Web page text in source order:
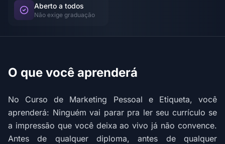
Aberto a todos
Não exige graduação
O que você aprenderá
No Curso de Marketing Pessoal e Etiqueta, você
aprenderá: Ninguém vai parar pra ler seu currículo se
a impressão que você deixa ao vivo já não convence.
Antes de qualquer diploma, antes de qualquer